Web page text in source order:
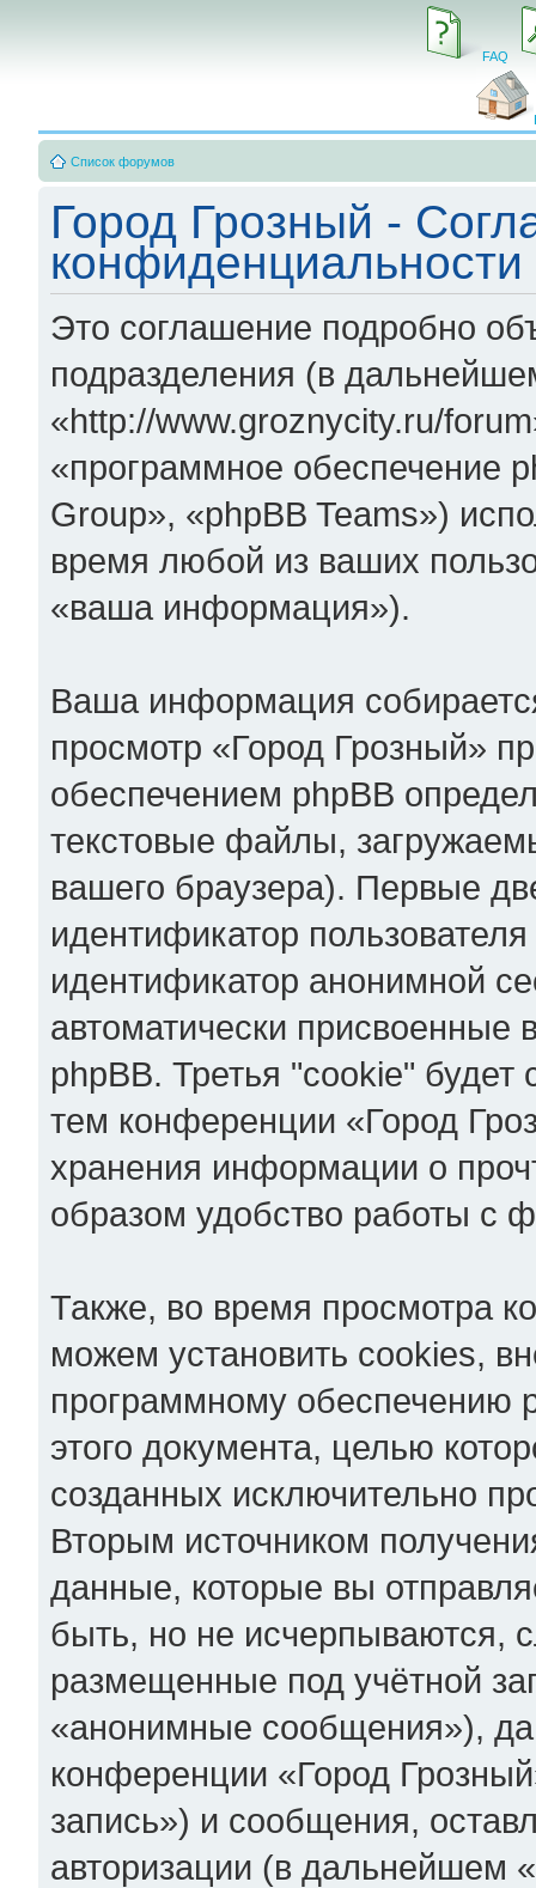
FAQ
Список форумов
Город Грозный -
конфиденциальности
Это соглашение подробно
подразделения (в
«http://www.groznycity.ru/
«программное обеспечение
Group», «phpBB Teams»)
время любой из ваших
«ваша информация»).
Ваша информация
просмотр «Город Грозный»
обеспечением phpBB
текстовые файлы,
вашего браузера). Первые
идентификатор
идентификатор анонимной
автоматически
phpBB. Третья "cookie"
тем конференции «Город
хранения информации о
образом удобство работы с
Также, во время просмотра
можем установить cookies,
программному обеспечению
этого документа, целью
созданных исключительно
Вторым источником
данные, которые вы
быть, но не
размещенные под учётной
«анонимные сообщения»),
конференции «Город
запись») и сообщения,
авторизации (в дальнейшем